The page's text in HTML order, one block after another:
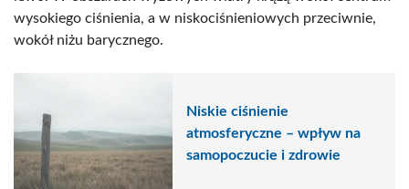
wysokiego ciśnienia, a w niskociśnieniowych przeciwnie,
wokół niżu barycznego.
Niskie ciśnienie
atmosferyczne – wpływ na
samopoczucie i zdrowie